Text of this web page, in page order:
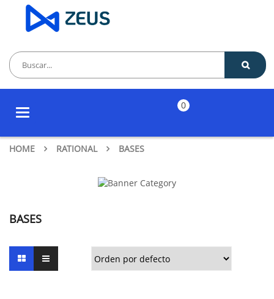
Toggle
0
HOME RATIONAL BASES
BASES